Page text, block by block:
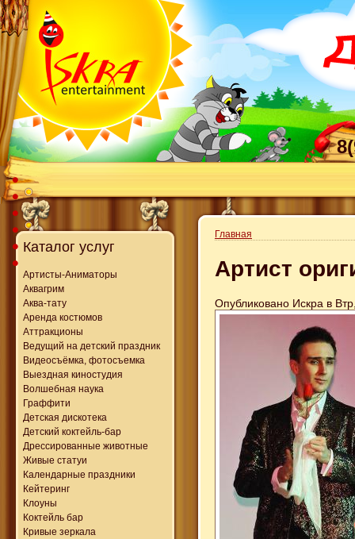
Каталог услуг
Артисты-Аниматоры
Аквагрим
Аква-тату
Аренда костюмов
Аттракционы
Ведущий на детский праздник
Видеосъёмка, фотосъемка
Выездная киностудия
Волшебная наука
Граффити
Детская дискотека
Детский коктейль-бар
Дрессированные животные
Живые статуи
Календарные праздники
Кейтеринг
Клоуны
Коктейль бар
Кривые зеркала
Главная
Артист
Опубликовано Искра в